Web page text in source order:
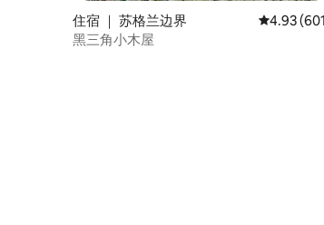
住宿 ｜ 苏格兰边界 平均评分
4.93
黑三角小木屋